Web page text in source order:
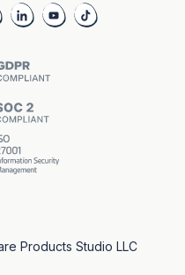
Products Studio LLC